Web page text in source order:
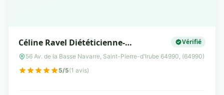
Céline Ravel Diététicienne-
nutritionniste
Vérifié
56 Av. de la Basse Navarre, Saint-Pierre-d'Irube 64990, (64990)
5/5(1 avis)